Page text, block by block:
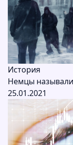
История
Немцы
25.01.2021